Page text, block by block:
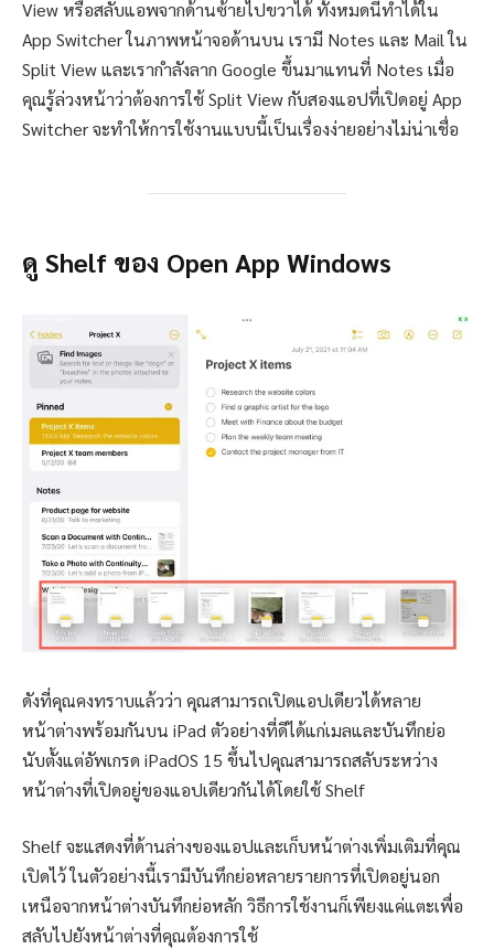
View หรือสลับแอพจากด้านซ้ายไปขวาได้ ทั้งหมดนี้ทำได้ใน
App Switcher ในภาพหน้าจอด้านบน เรามี Notes และ Mail ใน
Split View และเรากำลังลาก Google ขึ้นมาแทนที่ Notes เมื่อ
คุณรู้ล่วงหน้าว่าต้องการใช้ Split View กับสองแอปที่เปิดอยู่ App
Switcher จะทำให้การใช้งานแบบนี้เป็นเรื่องง่ายอย่างไม่น่าเชื่อ
ดู Shelf ของ Open App Windows
ดังที่คุณคงทราบแล้วว่า คุณสามารถเปิดแอปเดียวได้หลาย
หน้าต่างพร้อมกันบน iPad ตัวอย่างที่ดีได้แก่เมลและบันทึกย่อ
นับตั้งแต่อัพเกรด iPadOS 15 ขึ้นไปคุณสามารถสลับระหว่าง
หน้าต่างที่เปิดอยู่ของแอปเดียวกันได้โดยใช้ Shelf
Shelf จะแสดงที่ด้านล่างของแอปและเก็บหน้าต่างเพิ่มเติมที่คุณ
เปิดไว้ ในตัวอย่างนี้เรามีบันทึกย่อหลายรายการที่เปิดอยู่นอก
เหนือจากหน้าต่างบันทึกย่อหลัก วิธีการใช้งานก็เพียงแค่แตะเพื่อ
สลับไปยังหน้าต่างที่คุณต้องการใช้